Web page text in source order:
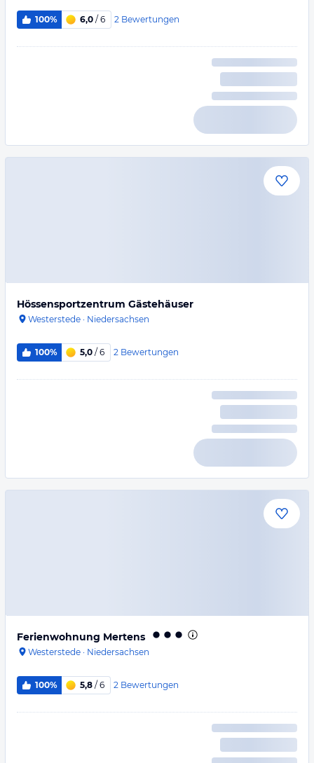
100% 6,0 / 6 2 Bewertungen
Hössensportzentrum Gästehäuser
Westerstede · Niedersachsen
100% 5,0 / 6 2 Bewertungen
Ferienwohnung Mertens
Westerstede · Niedersachsen
100% 5,8 / 6 2 Bewertungen